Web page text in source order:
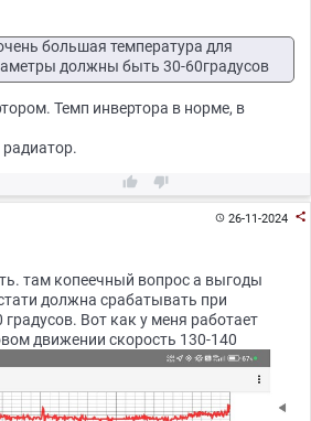
большая температура для
должны быть 30-60градусов
Темп инвертора в норме, в
радиатор.
 
26-11-2024 
там копеечный вопрос а выгоды
должна срабатывать при
Вот как у меня работает
движении скорость 130-140